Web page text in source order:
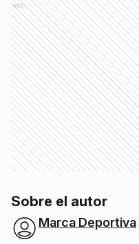
Ads
Sobre el autor
Marca Deportiva